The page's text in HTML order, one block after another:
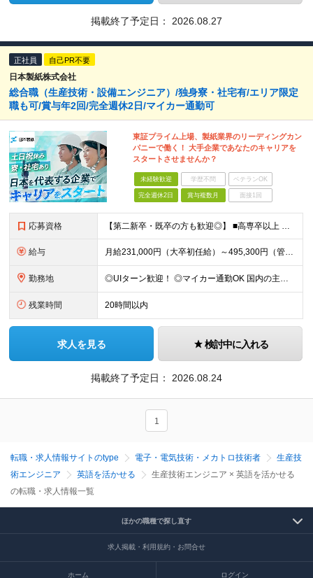
掲載終了予定日： 2026.08.27
正社員 自己PR不要
日本製紙株式会社
総合職（生産技術・設備エンジニア）/独身寮・社宅有/エリア限定
職も可/賞与年2回/完全週休2日/マイカー通勤可
東証プライム上場、製紙業界のリーディングカン
パニーで働く！ 大手企業であなたのキャリアを
スタートさせませんか？
未経験歓迎 学歴不問 ベテランOK
完全週休2日 賞与複数月 面接1回
応募資格 【第二新卒・既卒の方も歓迎◎】 ■高専卒以上 （大学卒業・大学院修了の方、 または工業高等専門学校（5年制）卒業の方を想定しています。）
給与 月給231,000円（大卒初任給）～495,300円（管理職） ※残業代は100％支給します ※3ヶ月の試用期間あり。その間の待遇に変更はありません
勤務地 ◎UIターン歓迎！ ◎マイカー通勤OK 国内の主要工場・研究所でのご勤務となります。（北海道、秋田、宮城、福島、茨城、埼玉、栃木、静岡、兵庫、広島、島根、山口、熊本） 初任地については、応募時に希望
残業時間 20時間以内
求人を見る 検討中に入れる
掲載終了予定日： 2026.08.24
1
転職・求人情報サイトのtype 電子・電気技術・メカトロ技術者
生産技
術エンジニア
英語を活かせる
生産技術エンジニア × 英語を活かせる
の転職・求人情報一覧
ほかの職種で探し直す
求人掲載・利用規約・お問合せ
ホーム ログイン